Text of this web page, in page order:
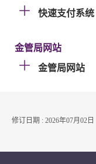
快速支付系统
金管局网站
金管局网站
修订日期 : 2026年07月02日